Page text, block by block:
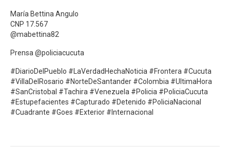
María Bettina Angulo
CNP 17.567
@mabettina82
Prensa @policiacucuta
#DiarioDelPueblo #LaVerdadHechaNoticia #Frontera #Cucuta
#VillaDelRosario #NorteDeSantander #Colombia #UltimaHora
#SanCristobal #Tachira #Venezuela #Policia #PoliciaCucuta
#Estupefacientes #Capturado #Detenido #PoliciaNacional
#Cuadrante #Goes #Exterior #Internacional